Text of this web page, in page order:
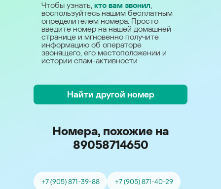
Чтобы узнать, кто вам звонил,
воспользуйтесь нашим бесплатным
определителем номера. Просто
введите номер на нашей домашней
странице и мгновенно получите
информацию об операторе
звонящего, его местоположении и
истории спам-активности
Найти другой номер
Номера, похожие на
89058714650
+7 (905) 871-39-88 +7 (905) 871-40-29